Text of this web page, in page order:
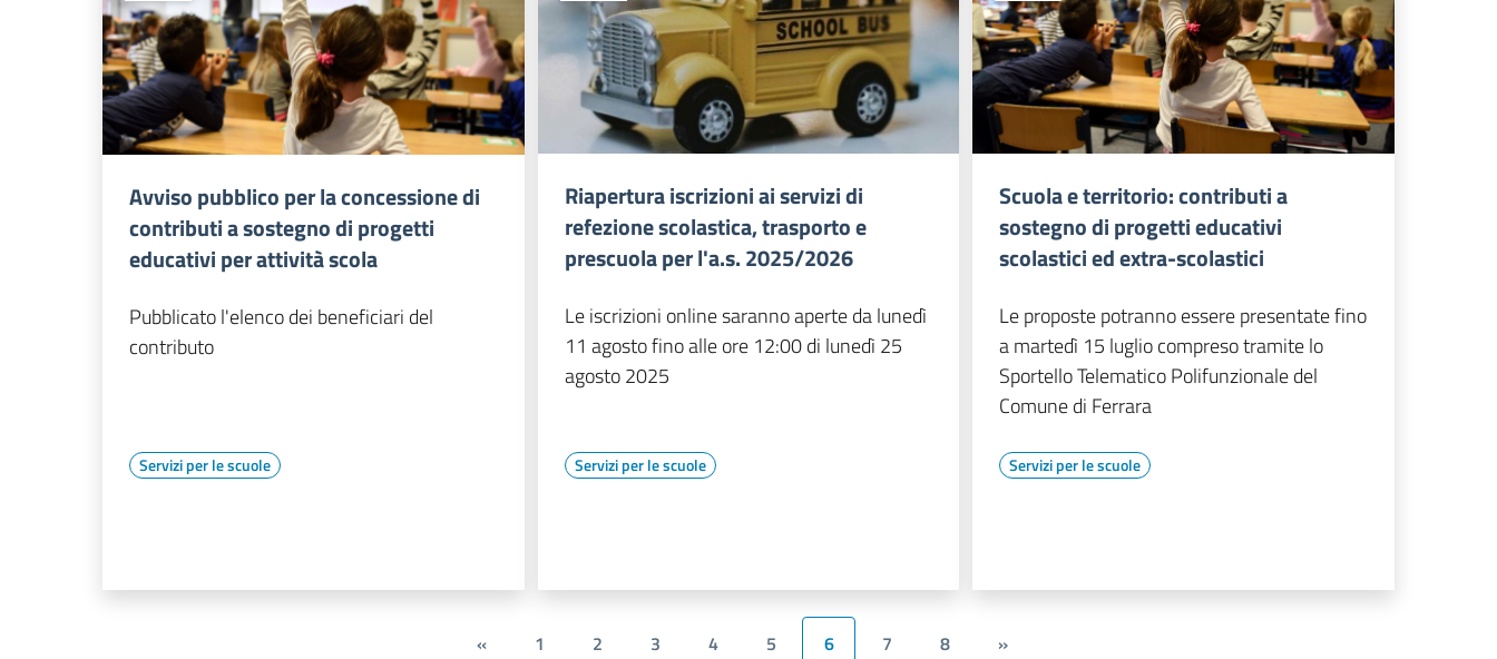
Avviso pubblico per la concessione di
contributi a sostegno di progetti
educativi per attività scola
Pubblicato l'elenco dei beneficiari del
contributo
Servizi per le scuole
Riapertura iscrizioni ai servizi di
refezione scolastica, trasporto e
prescuola per l'a.s. 2025/2026
Le iscrizioni online saranno aperte da lunedì
11 agosto fino alle ore 12:00 di lunedì 25
agosto 2025
Servizi per le scuole
Scuola e territorio: contributi a
sostegno di progetti educativi
scolastici ed extra-scolastici
Le proposte potranno essere presentate fino
a martedì 15 luglio compreso tramite lo
Sportello Telematico Polifunzionale del
Comune di Ferrara
Servizi per le scuole
« 1 2 3 4 5 6 7 8 »